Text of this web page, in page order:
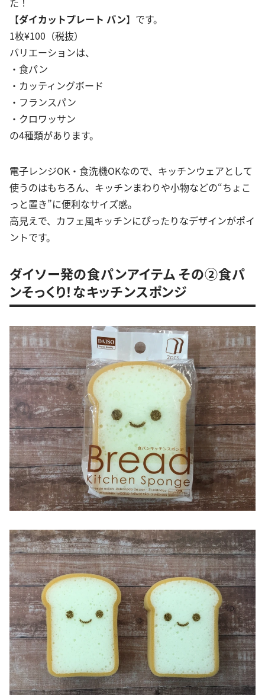
【ダイカットプレート パン】です。
1枚¥100（税抜）
バリエーションは、
・食パン
・カッティングボード
・フランスパン
・クロワッサン
の4種類があります。
電子レンジOK・食洗機OKなので、キッチンウェアとして
使うのはもちろん、キッチンまわりや小物などの“ちょこ
っと置き”に便利なサイズ感。
高見えで、カフェ風キッチンにぴったりなデザインがポイ
ントです。
ダイソー発の食パンアイテム その②食パ
ンそっくり！なキッチンスポンジ